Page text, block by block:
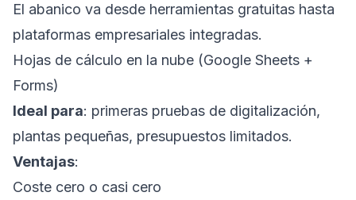
El abanico va desde herramientas gratuitas hasta
plataformas empresariales integradas.
Hojas de cálculo en la nube (Google Sheets +
Forms)
Ideal para: primeras pruebas de digitalización,
plantas pequeñas, presupuestos limitados.
Ventajas:
Coste cero o casi cero